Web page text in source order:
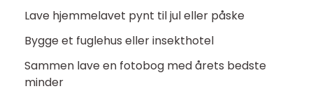
Lave hjemmelavet pynt til jul eller påske
Bygge et fuglehus eller insekthotel
Sammen lave en fotobog med årets bedste
minder